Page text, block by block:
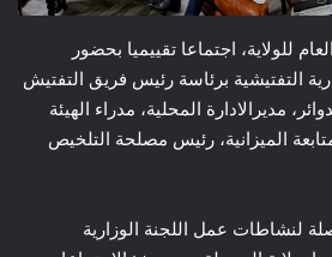
للولاية، اجتماعا تقييميا بحضور
التفتيشية برئاسة رئيس فريق التفتيش
مديرالادارة المحلية، مدراء الهيئة
الميزانية، رئيس مصلحة التلخيص
عمل اللجنة الوزارية